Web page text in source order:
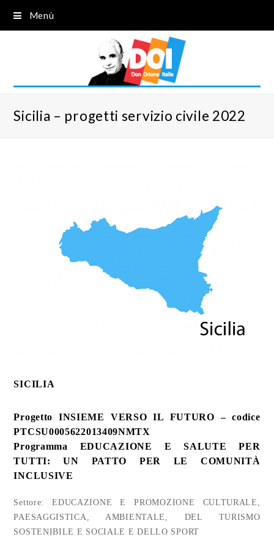
Menù
Sicilia – progetti servizio civile 2022
SICILIA
Progetto INSIEME VERSO IL FUTURO – codice
PTCSU0005622013409NMTX
Programma EDUCAZIONE E SALUTE PER
TUTTI: UN PATTO PER LE COMUNITÀ
INCLUSIVE
Settore: EDUCAZIONE E PROMOZIONE CULTURALE,
PAESAGGISTICA, AMBIENTALE, DEL TURISMO
SOSTENIBILE E SOCIALE E DELLO SPORT